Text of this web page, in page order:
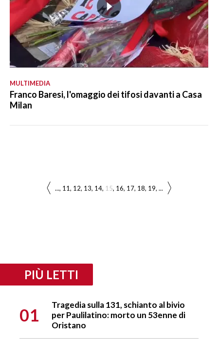
MULTIMEDIA
Franco Baresi, l'omaggio dei tifosi davanti a Casa
Milan
... 11 12 13 14 15 16 17 18 19 ...
PIÙ LETTI
01
Tragedia sulla 131, schianto al bivio
per Paulilatino: morto un 53enne di
Oristano